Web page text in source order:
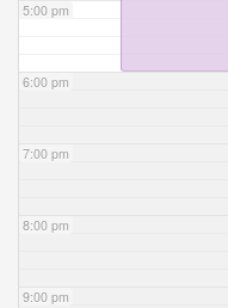
5:00 pm
6:00 pm
7:00 pm
8:00 pm
9:00 pm